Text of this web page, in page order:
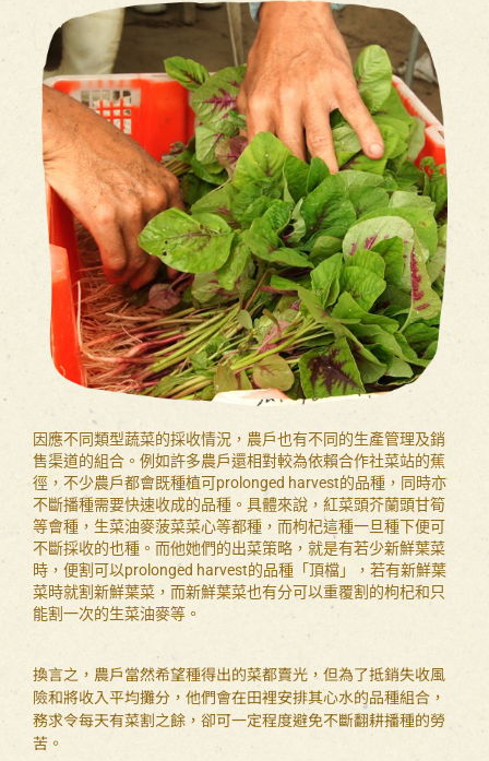
因應不同類型蔬菜的採收情況，農戶也有不同的生產管理及銷
售渠道的組合。例如許多農戶還相對較為依賴合作社菜站的蕉
徑，不少農戶都會既種植可prolonged harvest的品種，同時亦
不斷播種需要快速收成的品種。具體來說，紅菜頭芥蘭頭甘筍
等會種，生菜油麥菠菜菜心等都種，而枸杞這種一旦種下便可
不斷採收的也種。而他她們的出菜策略，就是有若少新鮮葉菜
時，便割可以prolonged harvest的品種「頂檔」，若有新鮮葉
菜時就割新鮮葉菜，而新鮮葉菜也有分可以重覆割的枸杞和只
能割一次的生菜油麥等。
換言之，農戶當然希望種得出的菜都賣光，但為了抵銷失收風
險和將收入平均攤分，他們會在田裡安排其心水的品種組合，
務求令每天有菜割之餘，卻可一定程度避免不斷翻耕播種的勞
苦。